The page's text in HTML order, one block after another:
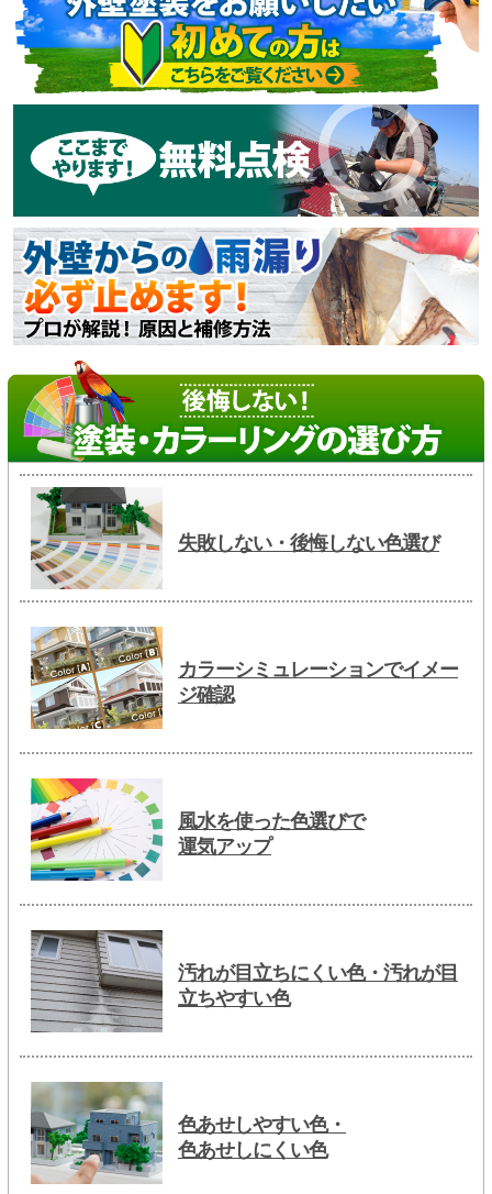
失敗しない・後悔しない色選び
カラーシミュレーションでイメー
ジ確認
風水を使った色選びで
運気アップ
汚れが目立ちにくい色・汚れが目
立ちやすい色
色あせしやすい色・
色あせしにくい色